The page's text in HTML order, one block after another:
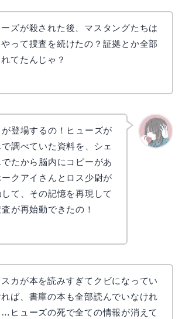
ーズが殺された後、マスタングたちは
やって捜査を続けたの？証拠とか全部
てたんじゃ？
登場するの！ヒューズが
調べていた資料を、シェ
たから脳内にコピーがあ
クアイさんとロス少尉が
て、その記憶を再現して
が再始動できたの！
カが本を読みすぎてクビになってい
れば、書庫の本も全部読んでいなけれ
ヒューズの死で全ての情報が消えて